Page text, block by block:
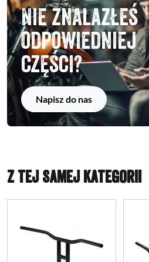
Nie znalazłeś
odpowiedniej
części?
Napisz do nas
Z TEJ SAMEJ KATEGORII